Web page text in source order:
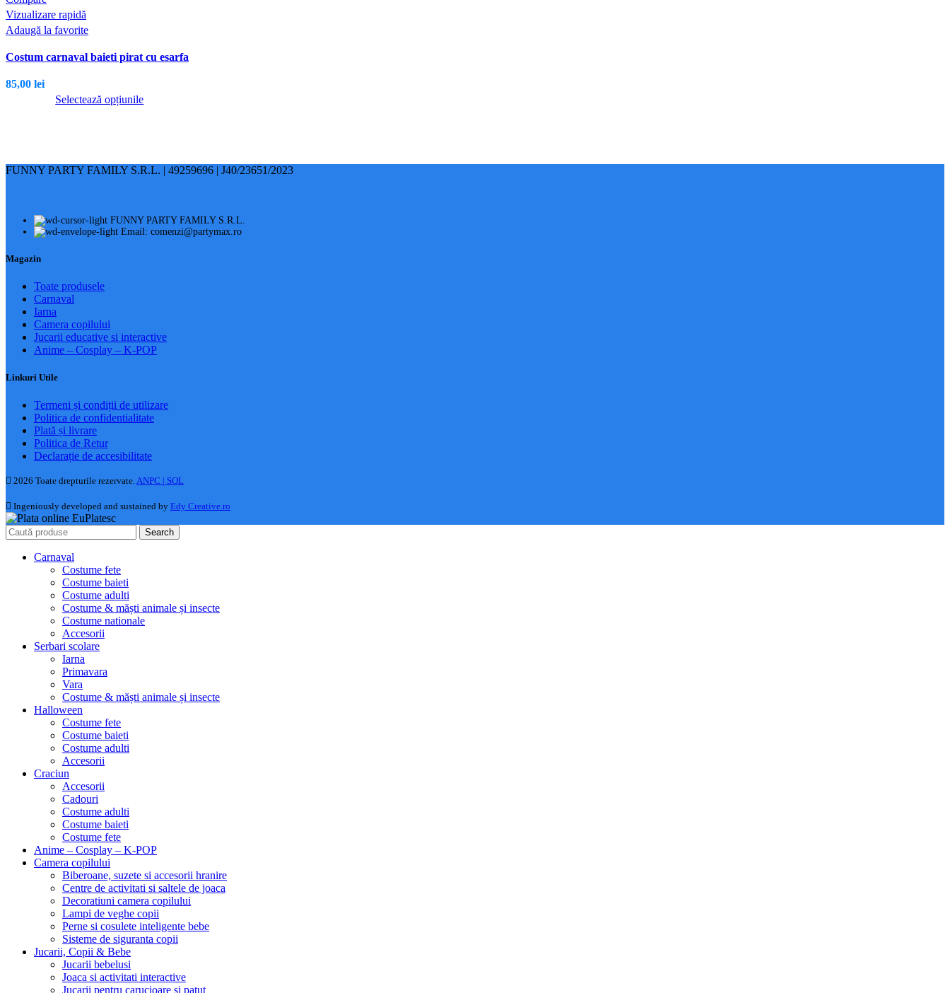
Vizualizare rapidă
Adaugă la favorite
Costum carnaval baieti pirat cu esarfa
85,00 lei
Selectează opțiunile
multe
alese
pagina
produsului.
FUNNY PARTY FAMILY S.R.L. | 49259696 | J40/23651/2023
FUNNY PARTY FAMILY S.R.L.
Email: comenzi@partymax.ro
Magazin
Toate produsele
Carnaval
Iarna
Camera copilului
Jucarii educative si interactive
Anime – Cosplay – K‑POP
Linkuri Utile
Termeni și condiții de utilizare
Politica de confidentialitate
Plată și livrare
Politica de Retur
Declarație de accesibilitate
2026 Toate drepturile rezervate.ANPC | SOL
Ingeniously developed and sustained by Edy Creative.ro
Search
Carnaval
Costume fete
Costume baieti
Costume adulti
Costume & măști animale și insecte
Costume nationale
Accesorii
Serbari scolare
Iarna
Primavara
Vara
Costume & măști animale și insecte
Halloween
Costume fete
Costume baieti
Costume adulti
Accesorii
Craciun
Accesorii
Cadouri
Costume adulti
Costume baieti
Costume fete
Anime – Cosplay – K‑POP
Camera copilului
Biberoane, suzete si accesorii hranire
Centre de activitati si saltele de joaca
Decoratiuni camera copilului
Lampi de veghe copii
Perne si cosulete inteligente bebe
Sisteme de siguranta copii
Jucarii, Copii & Bebe
Jucarii bebelusi
Joaca si activitati interactive
Jucarii pentru carucioare si patut